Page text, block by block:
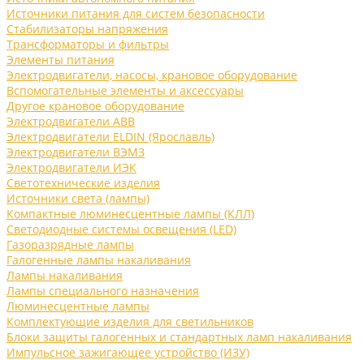
Источники питания для систем безопасности
Стабилизаторы напряжения
Трансформаторы и фильтры
Элементы питания
Электродвигатели, насосы, крановое оборудование
Вспомогательные элементы и аксессуары
Другое крановое оборудование
Электродвигатели ABB
Электродвигатели ELDIN (Ярославль)
Электродвигатели ВЭМЗ
Электродвигатели ИЭК
Светотехнические изделия
Источники света (лампы)
Компактные люминесцентные лампы (КЛЛ)
Светодиодные системы освещения (LED)
Газоразрядные лампы
Галогенные лампы накаливания
Лампы накаливания
Лампы специального назначения
Люминесцентные лампы
Комплектующие изделия для светильников
Блоки защиты галогенных и стандартных ламп накаливания
Импульсное зажигающее устройство (ИЗУ)